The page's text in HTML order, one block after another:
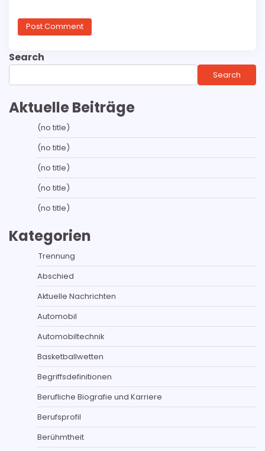
Search
Search
Aktuelle Beiträge
(no title)
(no title)
(no title)
(no title)
(no title)
Kategorien
Trennung
Abschied
Aktuelle Nachrichten
Automobil
Automobiltechnik
Basketballwetten
Begriffsdefinitionen
Berufliche Biografie und Karriere
Berufsprofil
Berühmtheit